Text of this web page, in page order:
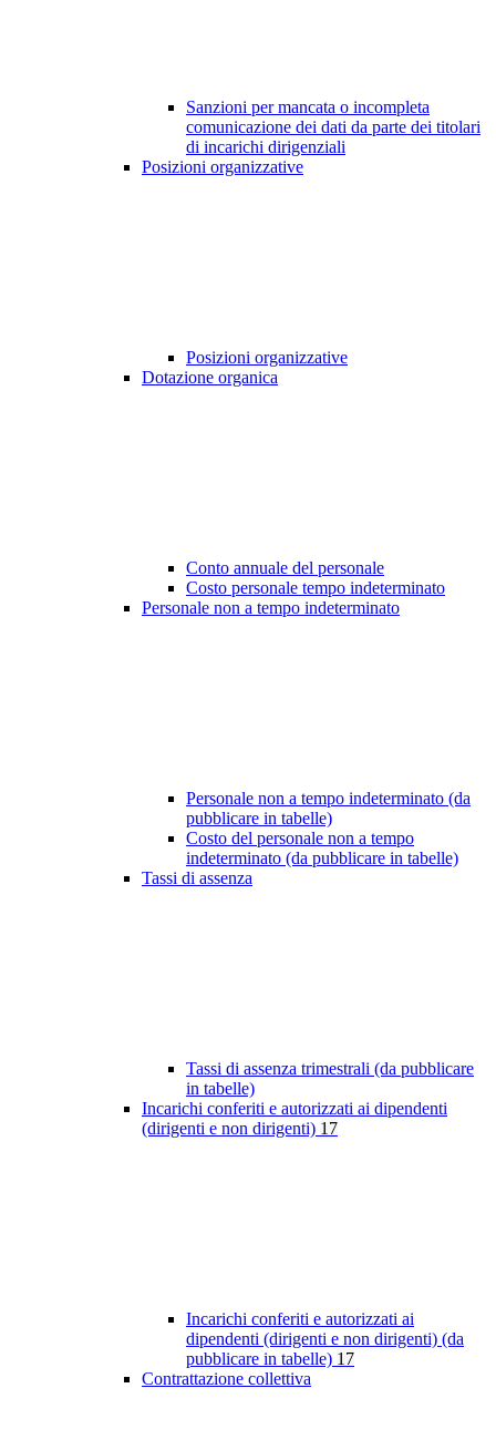
Sanzioni per mancata o incompleta
comunicazione dei dati da parte dei titolari
di incarichi dirigenziali
Posizioni organizzative
Posizioni organizzative
Dotazione organica
Conto annuale del personale
Costo personale tempo indeterminato
Personale non a tempo indeterminato
Personale non a tempo indeterminato (da
pubblicare in tabelle)
Costo del personale non a tempo
indeterminato (da pubblicare in tabelle)
Tassi di assenza
Tassi di assenza trimestrali (da pubblicare
in tabelle)
Incarichi conferiti e autorizzati ai dipendenti
(dirigenti e non dirigenti) 17
Incarichi conferiti e autorizzati ai
dipendenti (dirigenti e non dirigenti) (da
pubblicare in tabelle) 17
Contrattazione collettiva